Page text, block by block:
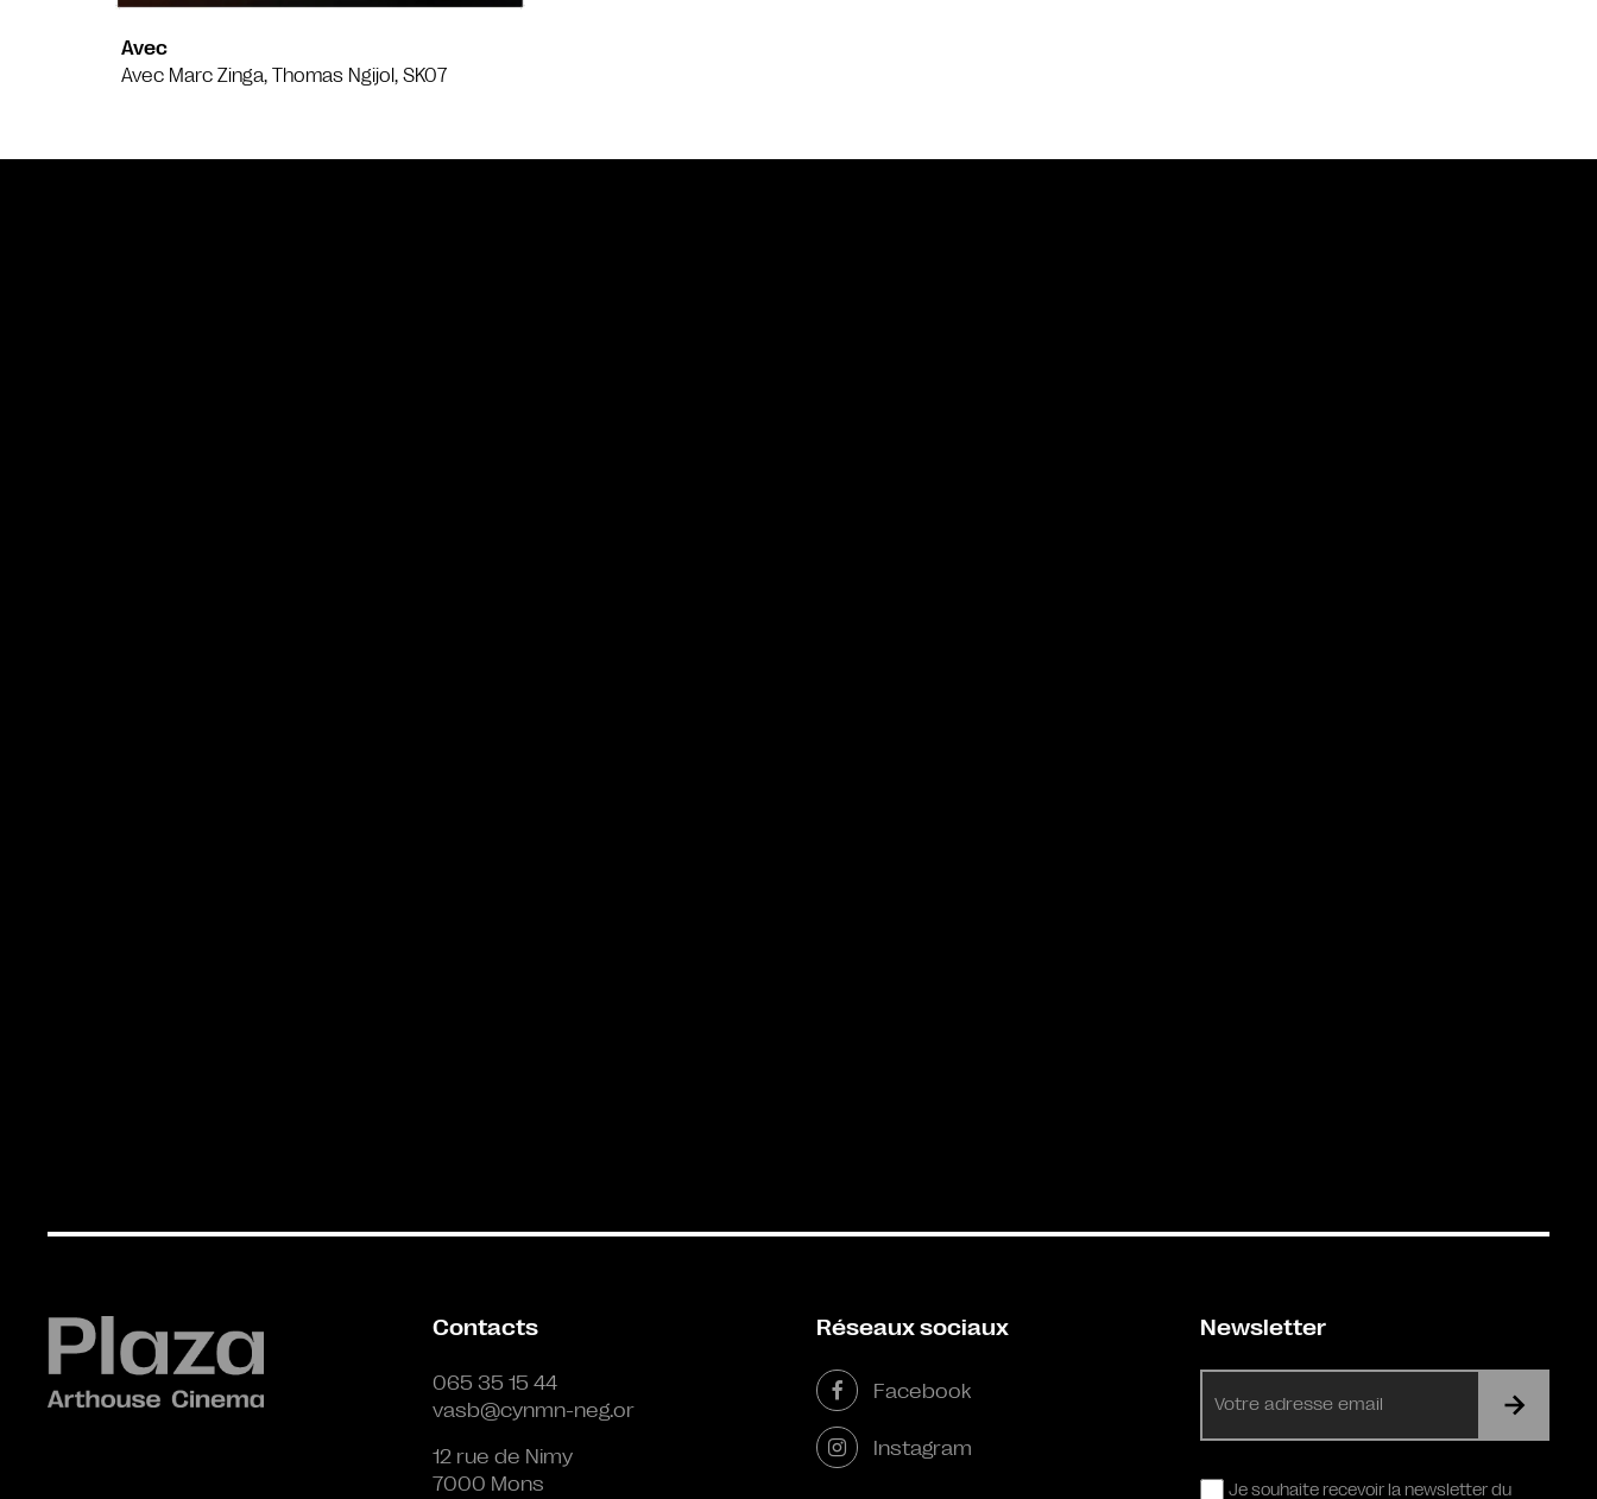
Avec
Avec Marc Zinga, Thomas Ngijol, SK07
Contacts
065 35 15 44
vasb@cynmn-neg.or
12 rue de Nimy
7000 Mons
Réseaux sociaux
Facebook
Instagram
Newsletter
mail
RGPDJe souhaite recevoir la newsletter du